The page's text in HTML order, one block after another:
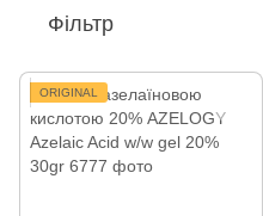
Фільтр
ORIGINAL